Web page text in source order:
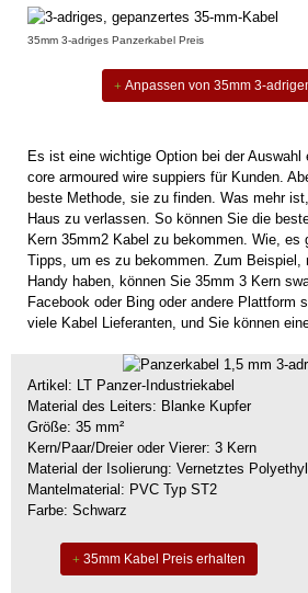
35mm 3-adriges Panzerkabel Preis
Anpassen von 35mm 3-
Es ist eine wichtige Option bei der Auswahl
core armoured wire suppiers für Kunden.
beste Methode, sie zu finden. Was mehr
Haus zu verlassen. So können Sie die
Kern 35mm2 Kabel zu bekommen. Wie, es
Tipps, um es zu bekommen. Zum Beispiel,
Handy haben, können Sie 35mm 3 Kern
Facebook oder Bing oder andere Plattform
viele Kabel Lieferanten, und Sie können
Artikel: LT Panzer-Industriekabel
Material des Leiters: Blanke Kupfer
Größe: 35 mm²
Kern/Paar/Dreier oder Vierer: 3 Kern
Material der Isolierung: Vernetztes
Mantelmaterial: PVC Typ ST2
Farbe: Schwarz
35mm Kabel Preis erhalten